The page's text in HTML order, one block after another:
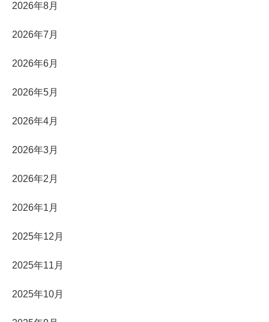
2026年8月
2026年7月
2026年6月
2026年5月
2026年4月
2026年3月
2026年2月
2026年1月
2025年12月
2025年11月
2025年10月